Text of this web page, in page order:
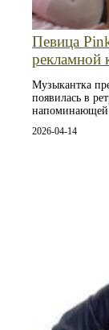
Певица
рекламной
Музыкантка
появилась в
напоминающей
2026-04-14